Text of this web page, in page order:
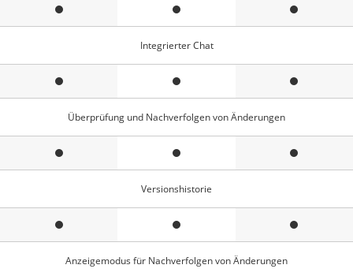
Integrierter Chat
Überprüfung und Nachverfolgen von Änderungen
Versionshistorie
Anzeigemodus für Nachverfolgen von Änderungen